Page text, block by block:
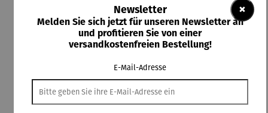
34,95 €
Preise inkl. MwSt. zzgl. Versandkosten
×
Newsletter
Melden Sie sich jetzt für unseren Newsletter an
und profitieren Sie von einer
versandkostenfreien Bestellung!
E-Mail-Adresse